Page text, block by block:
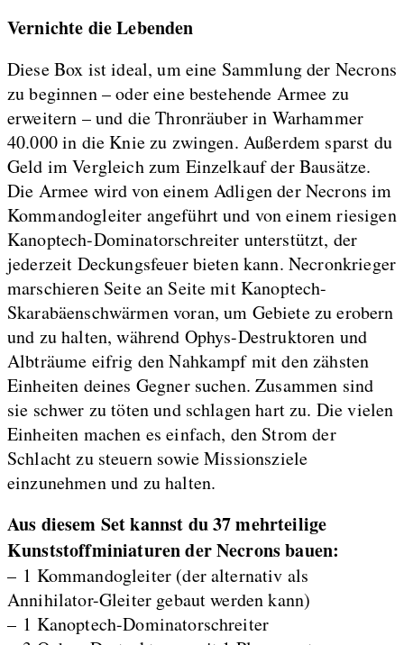
Vernichte die Lebenden
Diese Box ist ideal, um eine Sammlung der Necrons
zu beginnen – oder eine bestehende Armee zu
erweitern – und die Thronräuber in Warhammer
40.000 in die Knie zu zwingen. Außerdem sparst du
Geld im Vergleich zum Einzelkauf der Bausätze.
Die Armee wird von einem Adligen der Necrons im
Kommandogleiter angeführt und von einem riesigen
Kanoptech-Dominatorschreiter unterstützt, der
jederzeit Deckungsfeuer bieten kann. Necronkrieger
marschieren Seite an Seite mit Kanoptech-
Skarabäenschwärmen voran, um Gebiete zu erobern
und zu halten, während Ophys-Destruktoren und
Albträume eifrig den Nahkampf mit den zähsten
Einheiten deines Gegner suchen. Zusammen sind
sie schwer zu töten und schlagen hart zu. Die vielen
Einheiten machen es einfach, den Strom der
Schlacht zu steuern sowie Missionsziele
einzunehmen und zu halten.
Aus diesem Set kannst du 37 mehrteilige
Kunststoffminiaturen der Necrons bauen:
– 1 Kommandogleiter (der alternativ als
Annihilator-Gleiter gebaut werden kann)
– 1 Kanoptech-Dominatorschreiter